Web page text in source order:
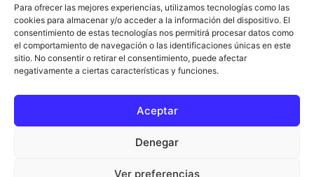
Para ofrecer las mejores experiencias, utilizamos tecnologías como las
cookies para almacenar y/o acceder a la información del dispositivo. El
consentimiento de estas tecnologías nos permitirá procesar datos como
el comportamiento de navegación o las identificaciones únicas en este
sitio. No consentir o retirar el consentimiento, puede afectar
negativamente a ciertas características y funciones.
Aceptar
Denegar
Ver preferencias
SÍGUENOS
Equipo de 103 Málaga
Aviso Legal